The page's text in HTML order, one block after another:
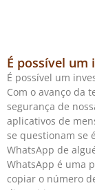
É possível um
É possível um
Com o avanço da
segurança de
aplicativos de
se questionam se
WhatsApp de
WhatsApp é uma
copiar o número